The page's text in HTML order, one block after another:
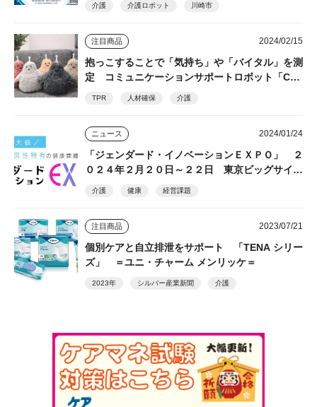
介護 介護ロボット 川崎市
注目商品 2024/02/15
抱っこすることで「気持ち」や「バイタル」を測
定 コミュニケーションサポートロボット「Co
RoMoCo（ころもこ）」 今春発売予定 TPR
TPR 人材確保 介護
ニュース 2024/01/24
「ジェンダード・イノベーションＥＸＰＯ」 ２
０２４年２月２０日～２２日 東京ビッグサイト
で開催
介護 健康 経営課題
注目商品 2023/07/21
個別ケアと自立排泄をサポート 「TENA シリー
ズ」 ＝ユニ・チャーム メンリッケ＝
2023年 シルバー産業新聞 介護